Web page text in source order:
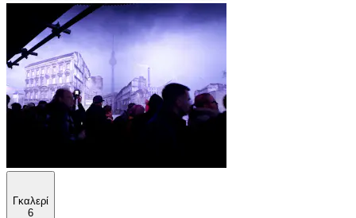
Γκαλερί
6